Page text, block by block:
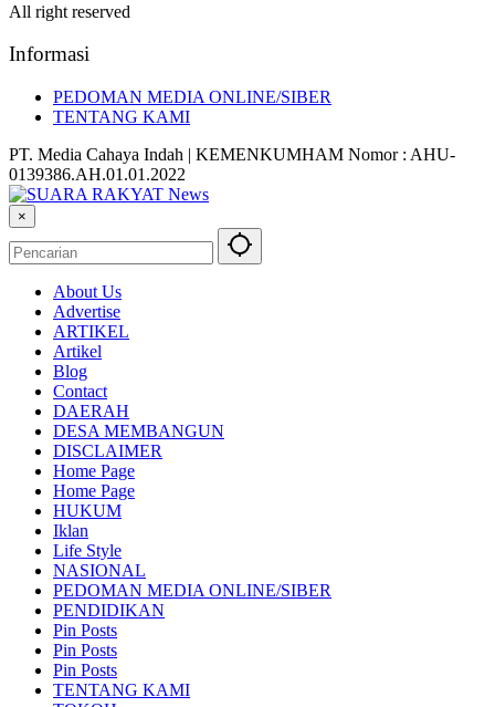
All right reserved
Informasi
PEDOMAN MEDIA ONLINE/SIBER
TENTANG KAMI
PT. Media Cahaya Indah | KEMENKUMHAM Nomor : AHU-
0139386.AH.01.01.2022
×
About Us
Advertise
ARTIKEL
Artikel
Blog
Contact
DAERAH
DESA MEMBANGUN
DISCLAIMER
Home Page
Home Page
HUKUM
Iklan
Life Style
NASIONAL
PEDOMAN MEDIA ONLINE/SIBER
PENDIDIKAN
Pin Posts
Pin Posts
Pin Posts
TENTANG KAMI